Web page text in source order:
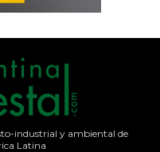
industrial y ambiental de
Latina